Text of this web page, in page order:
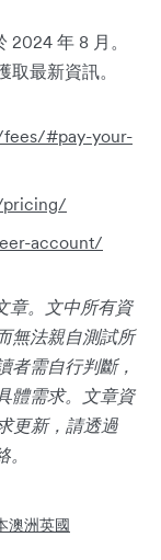
年 8 月。
最新資訊。
#pay-your-
pricing/
account/
章。文中所有資
無法親自測試所
者需自行判斷，
體需求。文章資
更新，請透過
澳洲英國